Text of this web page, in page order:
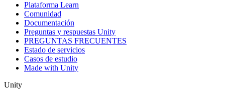
Plataforma Learn
Comunidad
Documentación
Preguntas y respuestas Unity
PREGUNTAS FRECUENTES
Estado de servicios
Casos de estudio
Made with Unity
Unity